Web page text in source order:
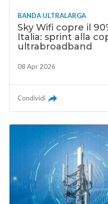
BANDA ULTRALARGA
Sky Wifi copre il
Italia: sprint alla
ultrabroadband
08 Apr 2026
Condividi